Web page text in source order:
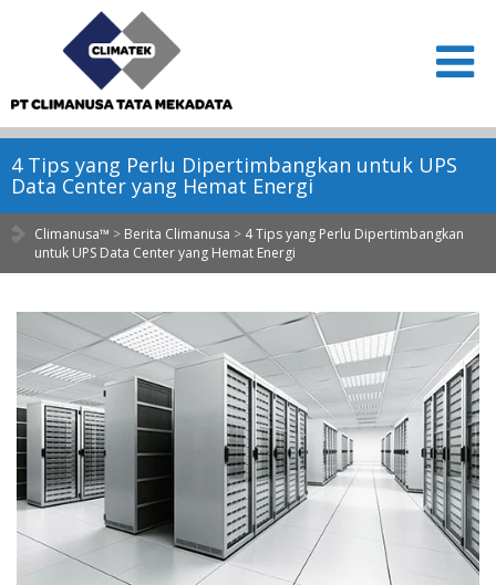
4 Tips yang Perlu Dipertimbangkan untuk UPS
Data Center yang Hemat Energi
Climanusa™ > Berita Climanusa > 4 Tips yang Perlu Dipertimbangkan
untuk UPS Data Center yang Hemat Energi